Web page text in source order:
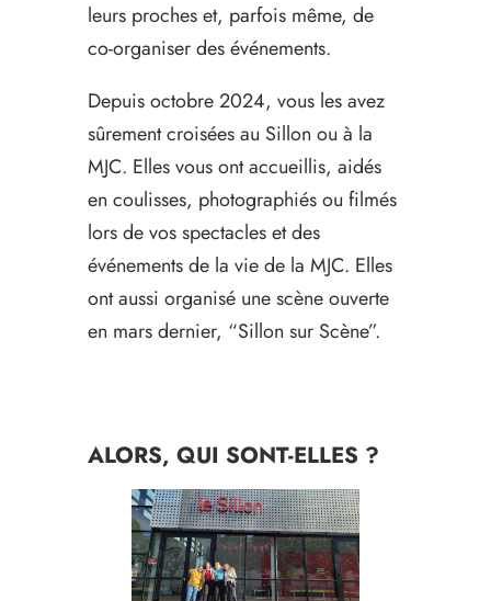
leurs proches et, parfois même, de
co-organiser des événements.
Depuis octobre 2024, vous les avez
sûrement croisées au Sillon ou à la
MJC. Elles vous ont accueillis, aidés
en coulisses, photographiés ou filmés
lors de vos spectacles et des
événements de la vie de la MJC. Elles
ont aussi organisé une scène ouverte
en mars dernier, “Sillon sur Scène”.
ALORS, QUI SONT-ELLES ?